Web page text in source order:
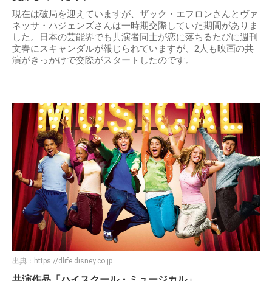
現在は破局を迎えていますが、ザック・エフロンさんとヴァ
ネッサ・ハジェンズさんは一時期交際していた期間がありま
した。日本の芸能界でも共演者同士が恋に落ちるたびに週刊
文春にスキャンダルが報じられていますが、2人も映画の共
演がきっかけで交際がスタートしたのです。
出典： https://dlife.disney.co.jp